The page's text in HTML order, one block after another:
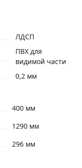
ЛДСП
ПВХ для
видимой части
0,2 мм
400 мм
1290 мм
296 мм